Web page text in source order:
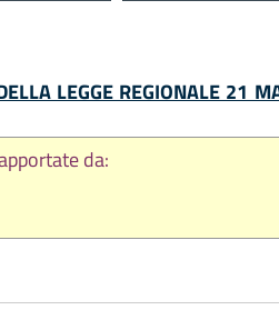
LEGGE REGIONALE 21
da: